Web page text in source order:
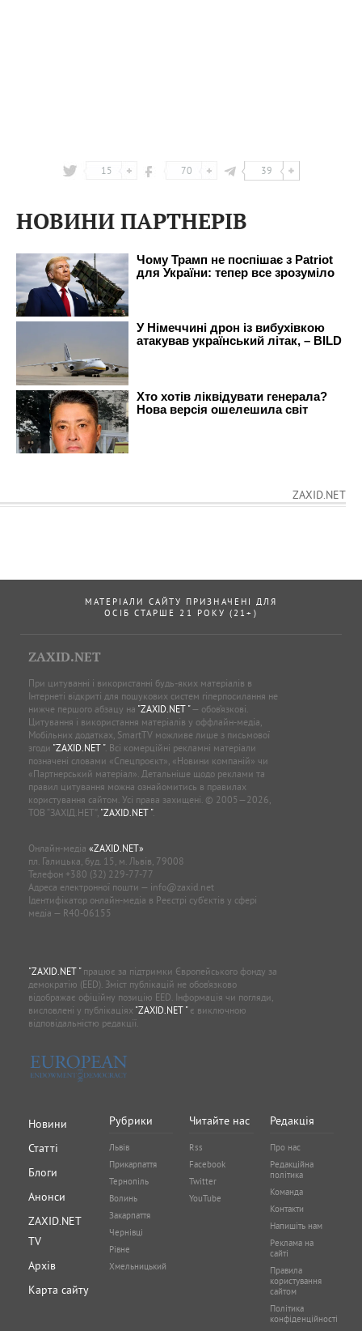
15 70 39
НОВИНИ ПАРТНЕРІВ
ZAXID.NET
МАТЕРІАЛИ САЙТУ ПРИЗНАЧЕНІ ДЛЯ
ОСІБ СТАРШЕ 21 РОКУ (21+)
ZAXID.NET
При цитуванні і використанні будь-яких матеріалів в
Інтернеті відкриті для пошукових систем гіперпосилання не
нижче першого абзацу на "ZAXID.NET "— обов’язкові.
Цитування і використання матеріалів у оффлайн-медіа,
Мобільних додатках, SmartTV можливе лише з письмової
згоди "ZAXID.NET ". Всі комерційні рекламні матеріали
позначені словами «Спецпроєкт», «Новини компаній» чи
«Партнерський матеріал». Детальніше щодо реклами та
правил цитування можна ознайомитись в правилах
користування сайтом. Усі права захищені. © 2005—2026,
ТОВ “ЗАХІД.НЕТ”, "ZAXID.NET ".
Онлайн-медіа «ZAXID.NET»
пл. Галицька, буд. 15, м. Львів, 79008
Телефон +380 (32) 229-77-77
Адреса електронної пошти — info@zaxid.net
Ідентифікатор онлайн-медіа в Реєстрі суб'єктів у сфері
медіа — R40-06155
"ZAXID.NET "працює за підтримки Європейського фонду за
демократію (EED). Зміст публікацій не обов’язково
відображає офіційну позицію EED. Інформація чи погляди,
висловлені у публікаціях "ZAXID.NET "є виключною
відповідальністю редакції.
Новини
Статті
Блоги
Анонси
ZAXID.NET
TV
Архів
Карта сайту
Рубрики
Львів
Прикарпаття
Тернопіль
Волинь
Закарпаття
Чернівці
Рівне
Хмельницький
Читайте нас
Rss
Facebook
Twitter
YouTube
Редакція
Про нас
Редакційна
політика
Команда
Контакти
Напишіть нам
Реклама на
сайті
Правила
користування
сайтом
Політика
конфіденційності